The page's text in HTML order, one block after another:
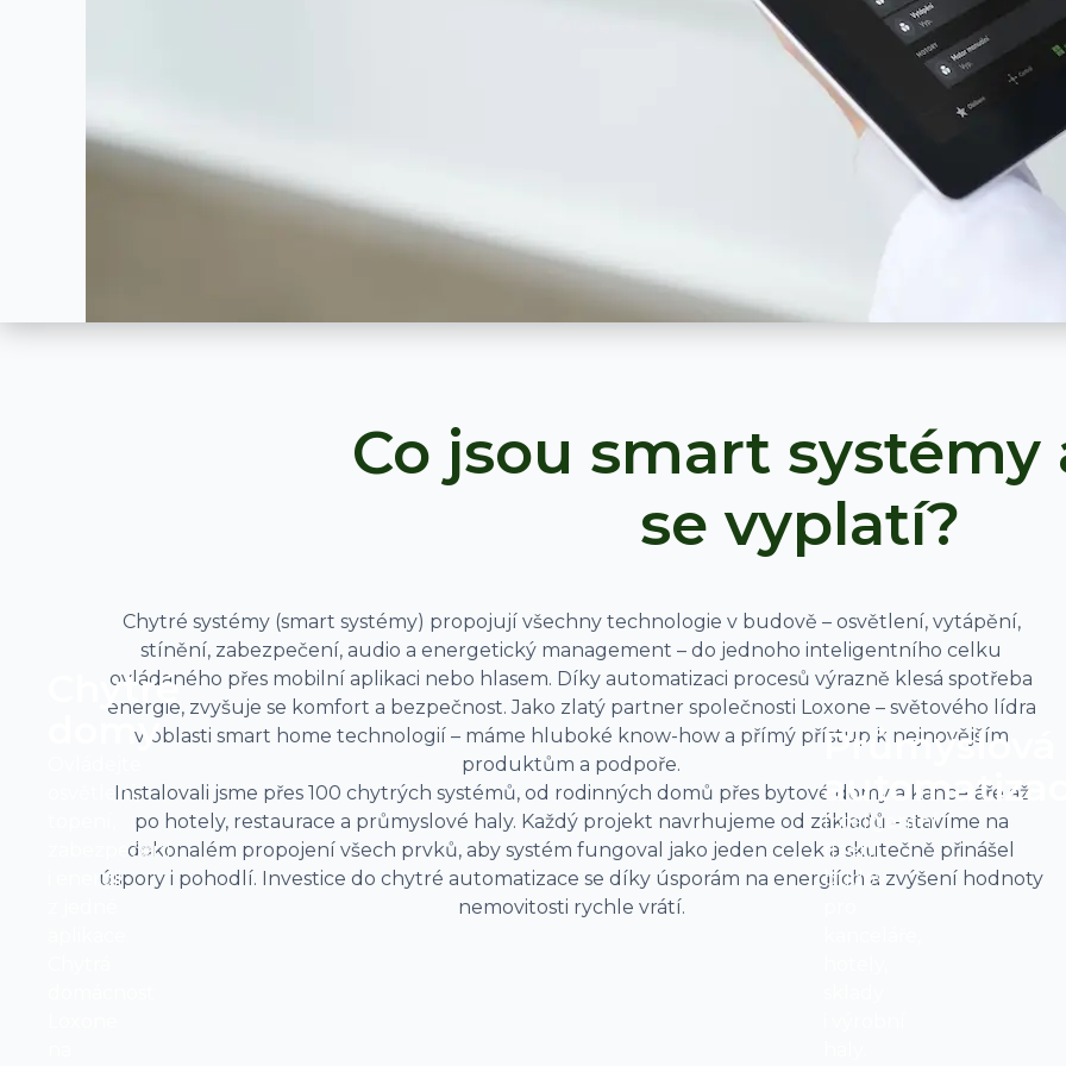
Co jsou smart systémy
se vyplatí?
Chytré systémy (smart systémy) propojují všechny technologie v budově – osvětlení, vytápění,
stínění, zabezpečení, audio a energetický management – do jednoho inteligentního celku
ovládaného přes mobilní aplikaci nebo hlasem. Díky automatizaci procesů výrazně klesá spotřeba
energie, zvyšuje se komfort a bezpečnost. Jako zlatý partner společnosti Loxone – světového lídra
v oblasti smart home technologií – máme hluboké know-how a přímý přístup k nejnovějším
produktům a podpoře.
Instalovali jsme přes 100 chytrých systémů, od rodinných domů přes bytové domy a kanceláře až
po hotely, restaurace a průmyslové haly. Každý projekt navrhujeme od základů – stavíme na
dokonalém propojení všech prvků, aby systém fungoval jako jeden celek a skutečně přinášel
úspory i pohodlí. Investice do chytré automatizace se díky úsporám na energiích a zvýšení hodnoty
nemovitosti rychle vrátí.
Chytré
domy
osvětlení,
zabezpečení
i energii
Průmyslová
Inteligentní
řízení
budov